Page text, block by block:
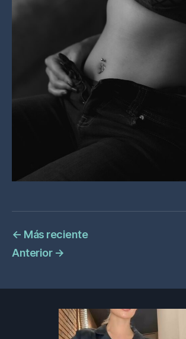
← Más reciente
Anterior →